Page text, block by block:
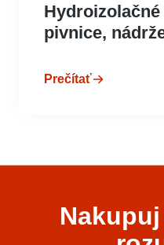
pivnice,
Prečítať